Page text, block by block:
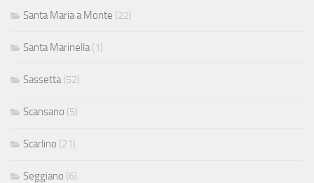
Santa Maria a Monte (22)
Santa Marinella (1)
Sassetta (52)
Scansano (5)
Scarlino (21)
Seggiano (6)